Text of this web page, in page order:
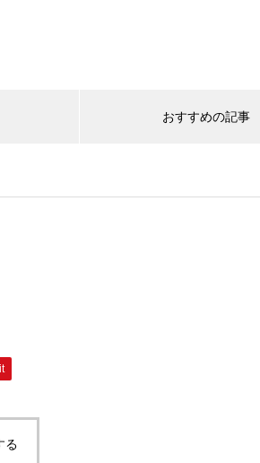
おすすめの記事
る